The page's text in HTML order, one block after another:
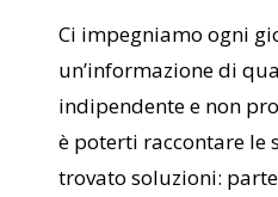
Ci impegniamo ogni
un’informazione di
indipendente e non
è poterti raccontare le
trovato soluzioni: